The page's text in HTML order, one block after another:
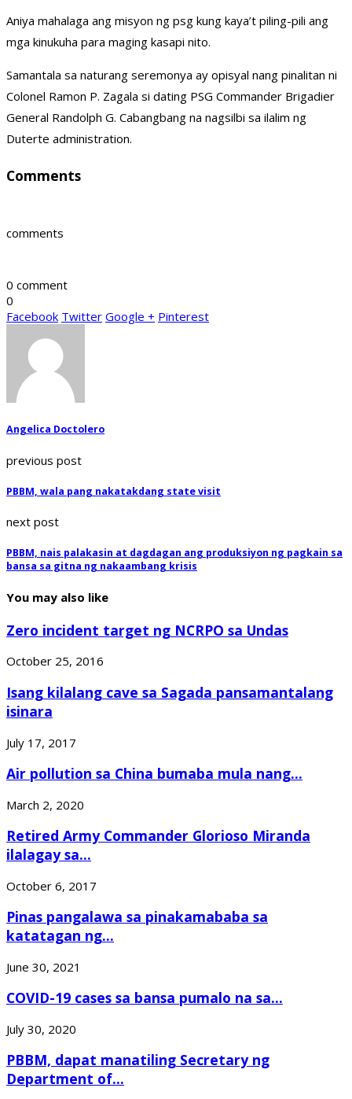
Aniya mahalaga ang misyon ng psg kung kaya’t piling-pili ang
mga kinukuha para maging kasapi nito.
Samantala sa naturang seremonya ay opisyal nang pinalitan ni
Colonel Ramon P. Zagala si dating PSG Commander Brigadier
General Randolph G. Cabangbang na nagsilbi sa ilalim ng
Duterte administration.
Comments
comments
0 comment
0
Facebook Twitter Google + Pinterest
Angelica Doctolero
previous post
PBBM, wala pang nakatakdang state visit
next post
PBBM, nais palakasin at dagdagan ang produksiyon ng pagkain sa
bansa sa gitna ng nakaambang krisis
You may also like
Zero incident target ng NCRPO sa Undas
October 25, 2016
Isang kilalang cave sa Sagada pansamantalang
isinara
July 17, 2017
Air pollution sa China bumaba mula nang...
March 2, 2020
Retired Army Commander Glorioso Miranda
ilalagay sa...
October 6, 2017
Pinas pangalawa sa pinakamababa sa
katatagan ng...
June 30, 2021
COVID-19 cases sa bansa pumalo na sa...
July 30, 2020
PBBM, dapat manatiling Secretary ng
Department of...